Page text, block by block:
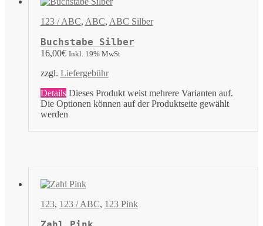
123 / ABC, ABC, ABC Silber
Buchstabe Silber
16,00€ Inkl. 19% MwSt
zzgl. Liefergebühr
Details Dieses Produkt weist mehrere Varianten auf.
Die Optionen können auf der Produktseite gewählt
werden
123, 123 / ABC, 123 Pink